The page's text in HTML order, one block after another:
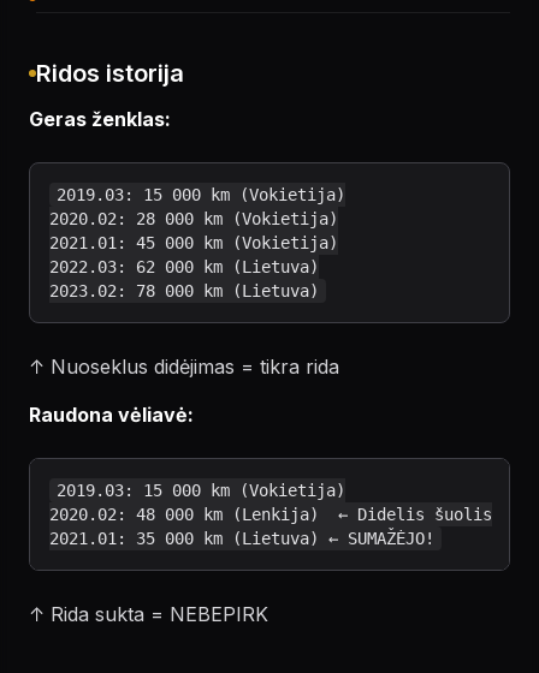
Ridos istorija
Geras ženklas:
2019.03: 15 000 km (Vokietija)
2020.02: 28 000 km (Vokietija)
2021.01: 45 000 km (Vokietija)
2022.03: 62 000 km (Lietuva)
↑ Nuoseklus didėjimas = tikra rida
Raudona vėliavė:
2019.03: 15 000 km (Vokietija)
2020.02: 48 000 km (Lenkija)  ← Didelis šuolis
↑ Rida sukta = NEBEPIRK